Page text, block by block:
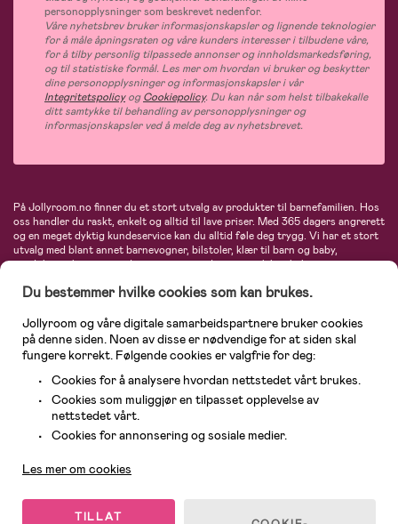
personopplysninger som beskrevet nedenfor.
Våre nyhetsbrev bruker informasjonskapsler og lignende teknologier
for å måle åpningsraten og våre kunders interesser i tilbudene våre,
for å tilby personlig tilpassede annonser og innholdsmarkedsføring,
og til statistiske formål. Les mer om hvordan vi bruker og beskytter
dine personopplysninger og informasjonskapsler i vår
IntegritetspolicyogCookiepolicy. Du kan når som helst tilbakekalle
ditt samtykke til behandling av personopplysninger og
informasjonskapsler ved å melde deg av nyhetsbrevet.
På Jollyroom.no finner du et stort utvalg av produkter til barnefamilien. Hos
oss handler du raskt, enkelt og alltid til lave priser. Med 365 dagers angrerett
og en meget dyktig kundeservice kan du alltid føle deg trygg. Vi har et stort
utvalg med blant annet barnevogner, bilstoler, klær til barn og baby,
produkter til mor, mengder av inspirerende interiør, leker, babyustyr og mye
Maxi-Cosi, Baby Jogger, BabyBjörn, Didriksons, KidKraft, Ergobaby, Philips
største nettbutikk for barn og baby!
Du bestemmer hvilke cookies som kan brukes.
Jollyroom og våre digitale samarbeidspartnere bruker cookies
på denne siden. Noen av disse er nødvendige for at siden skal
fungere korrekt. Følgende cookies er valgfrie for deg:
Cookies for å analysere hvordan nettstedet vårt brukes.
Cookies som muliggjør en tilpasset opplevelse av
nettstedet vårt.
Cookies for annonsering og sosiale medier.
Les mer om cookies
TILLAT